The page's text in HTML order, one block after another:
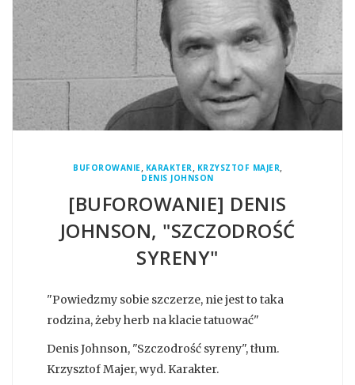
BUFOROWANIE, KARAKTER, KRZYSZTOF MAJER,
DENIS JOHNSON
[BUFOROWANIE] DENIS
JOHNSON, "SZCZODROŚĆ
SYRENY"
"Powiedzmy sobie szczerze, nie jest to taka
rodzina, żeby herb na klacie tatuować"
Denis Johnson, "Szczodrość syreny", tłum.
Krzysztof Majer, wyd. Karakter.